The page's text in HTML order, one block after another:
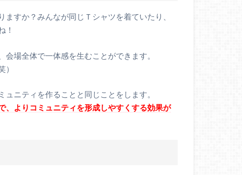
すか？みんなが同じＴシャツを着ていたり、
！
場全体で一体感を生むことができます。
）
ニティを作ることと同じことをします。
、よりコミュニティを形成しやすくする効果が